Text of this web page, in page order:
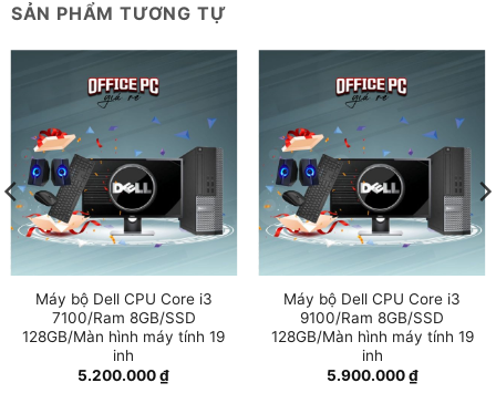
SẢN PHẨM TƯƠNG TỰ
Máy bộ Dell CPU Core i3
7100/Ram 8GB/SSD
128GB/Màn hình máy tính 19
inh
5.200.000₫
Máy bộ Dell CPU Core i3
9100/Ram 8GB/SSD
128GB/Màn hình máy tính 19
inh
5.900.000₫